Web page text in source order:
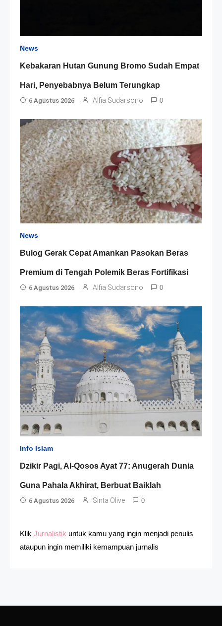
News
Kebakaran Hutan Gunung Bromo Sudah Empat
Hari, Penyebabnya Belum Terungkap
6 Agustus 2026 Alfia Sudarsono 0
News
Bulog Gerak Cepat Amankan Pasokan Beras
Premium di Tengah Polemik Beras Fortifikasi
6 Agustus 2026 Alfia Sudarsono 0
Info Islam
Dzikir Pagi, Al-Qosos Ayat 77: Anugerah Dunia
Guna Pahala Akhirat, Berbuat Baiklah
6 Agustus 2026 Sinta Olive 0
Klik Jurnalistik untuk kamu yang ingin menjadi penulis
ataupun ingin memiliki kemampuan jurnalis